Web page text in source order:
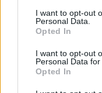
I want to opt-out
Personal Data.
Opted In
I want to opt-out
Personal Data for
Opted In